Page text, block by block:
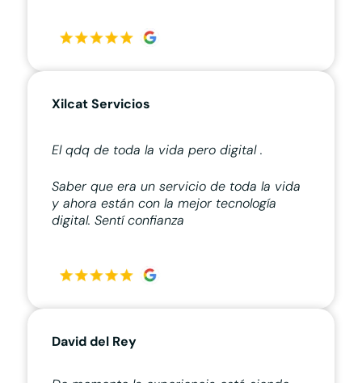
Xilcat Servicios
El qdq de toda la vida pero digital .
Saber que era un servicio de toda la vida
y ahora están con la mejor tecnología
digital. Sentí confianza
David del Rey